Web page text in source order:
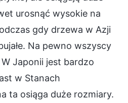
urosnąć wysokie na
gdy drzewa w Azji
Na pewno wszyscy
W Japonii jest bardzo
w Stanach
ta osiąga duże rozmiary.